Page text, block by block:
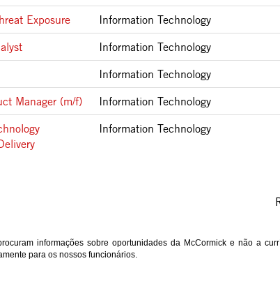
Exposure Information Technology
Information Technology
Information Technology
Manager (m/f) Information Technology
Information Technology
informações sobre oportunidades da McCormick e não a
para os nossos funcionários.